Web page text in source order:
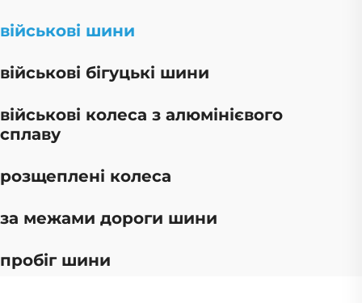
військові шини
військові бігуцькі шини
військові колеса з алюмінієвого
сплаву
розщеплені колеса
за межами дороги шини
пробіг шини